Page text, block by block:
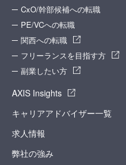
CxO/幹部候補への転職
PE/VCへの転職
関西への転職
フリーランスを目指す方
副業したい方
AXIS Insights
キャリアアドバイザー一覧
求人情報
弊社の強み